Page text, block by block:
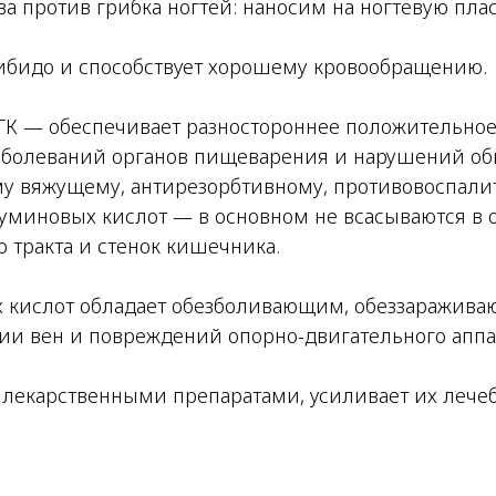
против грибка ногтей: наносим на ногтевую
и способствует хорошему кровообращению.
— обеспечивает разностороннее
органов пищеварения и нарушений
антирезорбтивному,
кислот — в основном не всасываются в
и стенок кишечника.
обладает обезболивающим,
вен и повреждений опорно-двигательного
препаратами, усиливает их